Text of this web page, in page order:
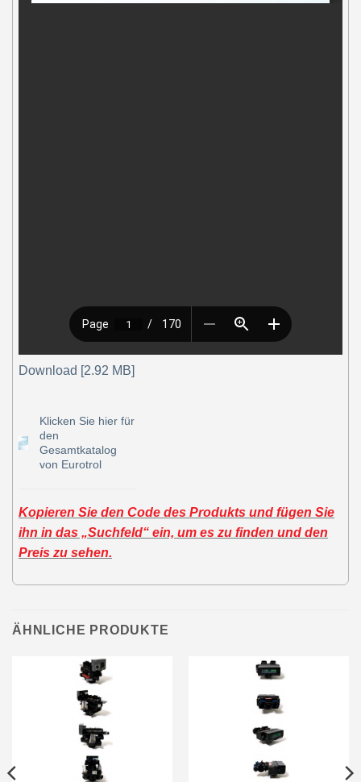
Download [2.92 MB]
Klicken Sie hier für
den
Gesamtkatalog
von Eurotrol
Kopieren Sie den Code des Produkts und fügen Sie
ihn in das „Suchfeld“ ein, um es zu finden und den
Preis zu sehen.
ÄHNLICHE PRODUKTE